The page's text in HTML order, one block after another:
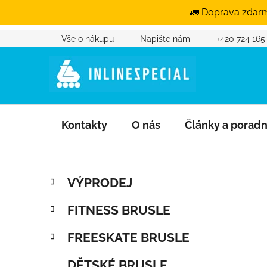
🚛 Doprava
Přejít na obsah
Vše o nákupu Napište nám +420 724 165
Kontakty O nás Články a
Postranní panel
Přeskočit kategorie
Kategorie
VÝPRODEJ
FITNESS BRUSLE
FREESKATE BRUSLE